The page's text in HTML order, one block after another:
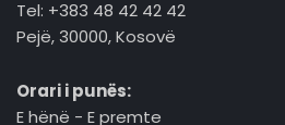
Tel: +383 48 42 42 42
Pejë, 30000, Kosovë
Orari i punës:
E hënë - E premte